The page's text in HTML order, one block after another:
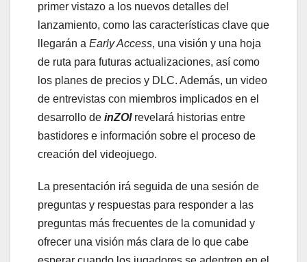
primer vistazo a los nuevos detalles del
lanzamiento, como las características clave que
llegarán a Early Access, una visión y una hoja
de ruta para futuras actualizaciones, así como
los planes de precios y DLC. Además, un video
de entrevistas con miembros implicados en el
desarrollo de inZOIrevelará historias entre
bastidores e información sobre el proceso de
creación del videojuego.
La presentación irá seguida de una sesión de
preguntas y respuestas para responder a las
preguntas más frecuentes de la comunidad y
ofrecer una visión más clara de lo que cabe